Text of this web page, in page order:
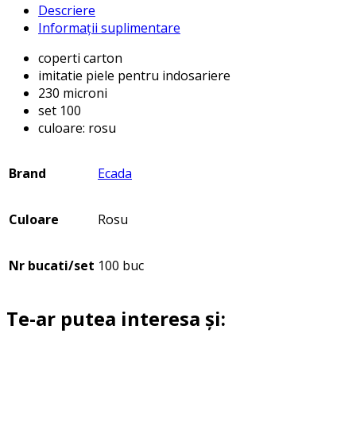
Descriere
Informații suplimentare
coperti carton
imitatie piele pentru indosariere
230 microni
set 100
culoare: rosu
Brand Ecada
Culoare Rosu
Nr bucati/set 100 buc
Te-ar putea interesa și: